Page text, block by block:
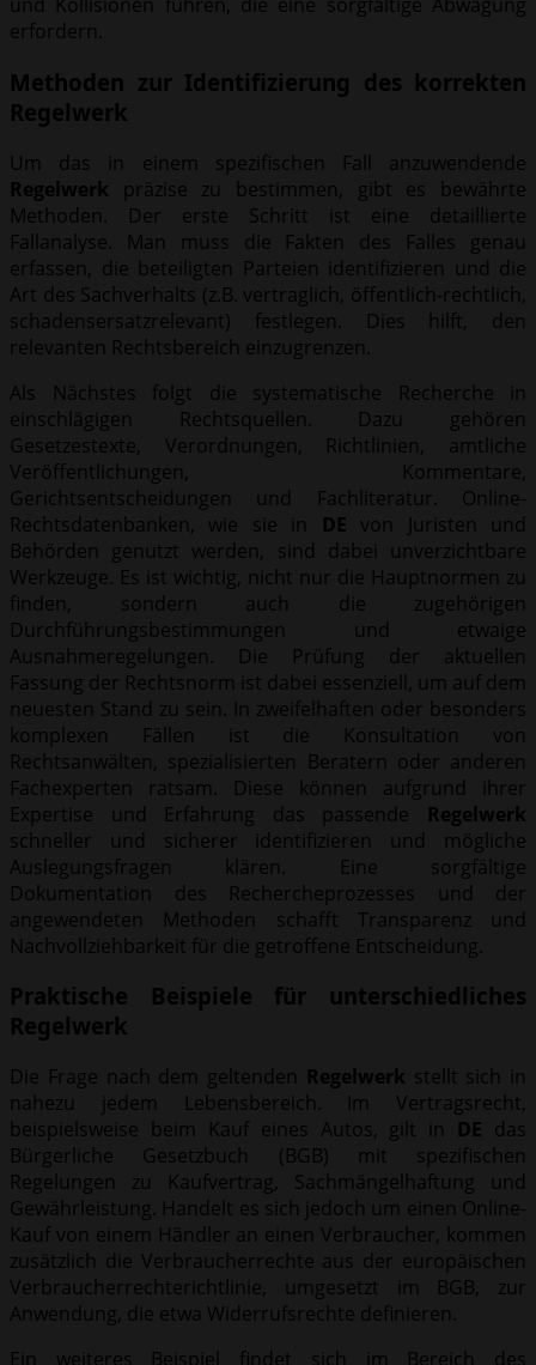
erfordern.
Methoden zur Identifizierung des korrekten
Regelwerk
Um das in einem spezifischen Fall anzuwendende
Regelwerk präzise zu bestimmen, gibt es bewährte
Methoden. Der erste Schritt ist eine detaillierte
Fallanalyse. Man muss die Fakten des Falles genau
erfassen, die beteiligten Parteien identifizieren und die
Art des Sachverhalts (z.B. vertraglich, öffentlich-rechtlich,
schadensersatzrelevant) festlegen. Dies hilft, den
relevanten Rechtsbereich einzugrenzen.
Als Nächstes folgt die systematische Recherche in
einschlägigen Rechtsquellen. Dazu gehören
Gesetzestexte, Verordnungen, Richtlinien, amtliche
Veröffentlichungen, Kommentare,
Gerichtsentscheidungen und Fachliteratur. Online-
Rechtsdatenbanken, wie sie in
DE von Juristen und
Behörden genutzt werden, sind dabei unverzichtbare
Werkzeuge. Es ist wichtig, nicht nur die Hauptnormen zu
finden, sondern auch die zugehörigen
Durchführungsbestimmungen und etwaige
Ausnahmeregelungen. Die Prüfung der aktuellen
Fassung der Rechtsnorm ist dabei essenziell, um auf dem
neuesten Stand zu sein. In zweifelhaften oder besonders
komplexen Fällen ist die Konsultation von
Rechtsanwälten, spezialisierten Beratern oder anderen
Fachexperten ratsam. Diese können aufgrund ihrer
Expertise und Erfahrung das passende Regelwerk
schneller und sicherer identifizieren und mögliche
Auslegungsfragen klären. Eine sorgfältige
Dokumentation des Rechercheprozesses und der
angewendeten Methoden schafft Transparenz und
Nachvollziehbarkeit für die getroffene Entscheidung.
Praktische Beispiele für unterschiedliches
Regelwerk
Die Frage nach dem geltenden Regelwerk stellt sich in
nahezu jedem Lebensbereich. Im Vertragsrecht,
beispielsweise beim Kauf eines Autos, gilt in DE das
Bürgerliche Gesetzbuch (BGB) mit spezifischen
Regelungen zu Kaufvertrag, Sachmängelhaftung und
Gewährleistung. Handelt es sich jedoch um einen Online-
Kauf von einem Händler an einen Verbraucher, kommen
zusätzlich die Verbraucherrechte aus der europäischen
Verbraucherrechterichtlinie, umgesetzt im BGB, zur
Anwendung, die etwa Widerrufsrechte definieren.
Ein weiteres Beispiel findet sich im Bereich des